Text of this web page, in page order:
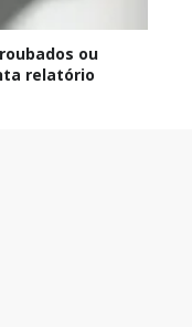
ou
relatório